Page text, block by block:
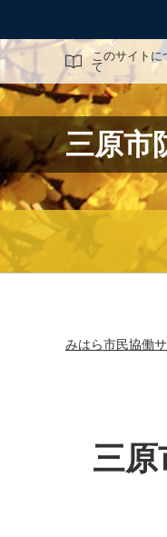
このサイトに
て
サイト内検索
三原市
みはら市民協働
三